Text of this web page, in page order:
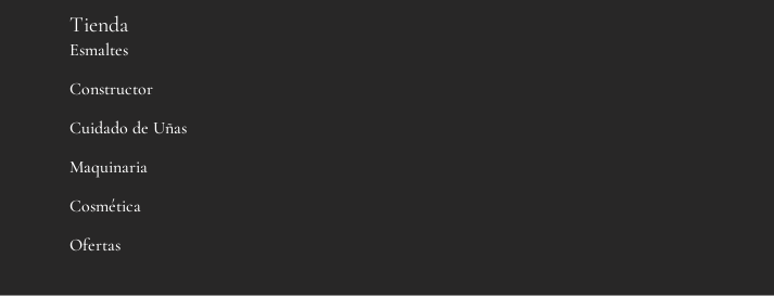
Tienda
Esmaltes
Constructor
Cuidado de Uñas
Maquinaria
Cosmética
Ofertas